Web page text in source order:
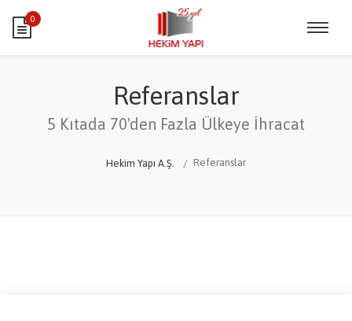
0
Referanslar
5 Kıtada 70'den Fazla Ülkeye İhracat
Hekim Yapı A.Ş. Referanslar